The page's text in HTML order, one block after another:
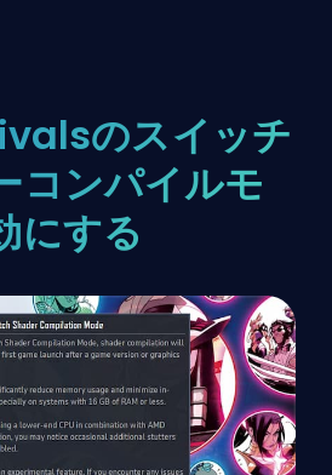
のスイッチ
コンパイルモ
にする